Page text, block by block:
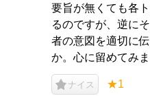
要旨が無くても各
るのですが、逆に
者の意図を適切に
か。心に留めてみま
ナイス ★1